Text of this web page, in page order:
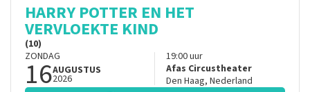
HARRY POTTER EN HET
VERVLOEKTE KIND
(10)
ZONDAG
16AUGUSTUS
2026
19:00uur
Afas Circustheater
Den Haag, Nederland